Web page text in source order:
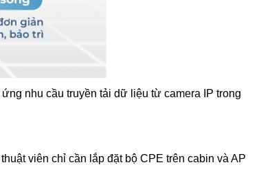
nhu cầu truyền tải dữ liệu từ camera IP trong
viên chỉ cần lắp đặt bộ CPE trên cabin và AP